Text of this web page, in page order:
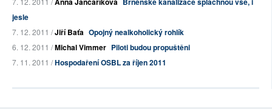
jesle
7. 12. 2011 /Jiří Baťa Opojný nealkoholický rohlík
6. 12. 2011 /Michal Vimmer Piloti budou propuštěni
7. 11. 2011 /Hospodaření OSBL za říjen 2011